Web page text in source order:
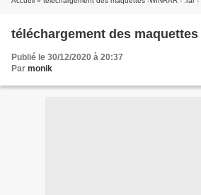
Publié le 30/12/2020 à 20:37
Par monik